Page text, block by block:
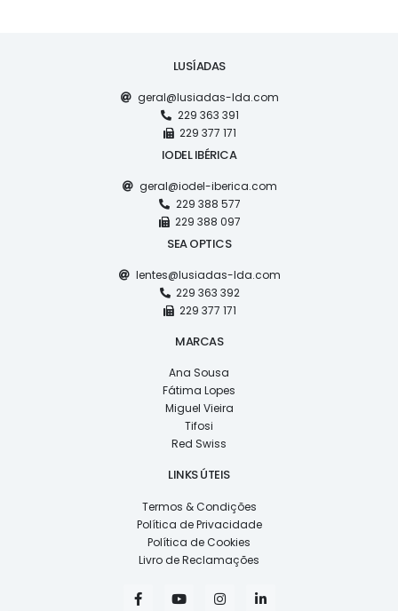
LUSÍADAS
geral@lusiadas-lda.com
229 363 391
229 377 171
IODEL IBÉRICA
geral@iodel-iberica.com
229 388 577
229 388 097
SEA OPTICS
lentes@lusiadas-lda.com
229 363 392
229 377 171
MARCAS
Ana Sousa
Fátima Lopes
Miguel Vieira
Tifosi
Red Swiss
LINKS ÚTEIS
Termos & Condições
Política de Privacidade
Política de Cookies
Livro de Reclamações
F
a
Y
o
I
n i